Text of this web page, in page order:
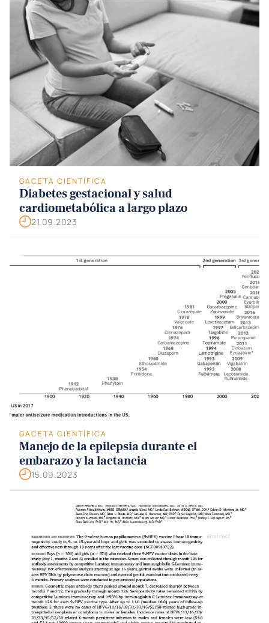
GACETA CIENTÍFICA
Diabetes gestacional y salud
cardiometabólica a largo plazo
21.09.2023
GACETA CIENTÍFICA
Manejo de la epilepsia durante el
embarazo y la lactancia
15.09.2023